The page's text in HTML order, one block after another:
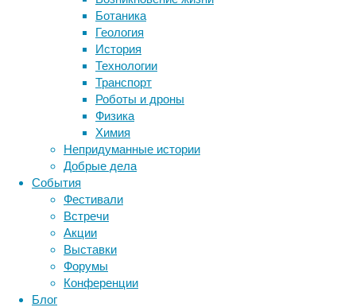
Ботаника
Геология
История
Технологии
Транспорт
Роботы и дроны
Физика
Химия
Непридуманные истории
Добрые дела
События
Фестивали
Встречи
Акции
Выставки
Форумы
Конференции
Блог
микромире
качестве
«транспортного
средства»
могут
выступать
даже
электрические
поля.
Группа
ученых
из
нескольких
научных
центров
Японии
биотехнология вирусы
генетика дети
здоровье
инструменты и методы
исследования
лекарства медицина
мозг наука неврология
нейробиология
нейрофизиология
поведение
сон социальные проблемы
физиология
эмоции эпидемия